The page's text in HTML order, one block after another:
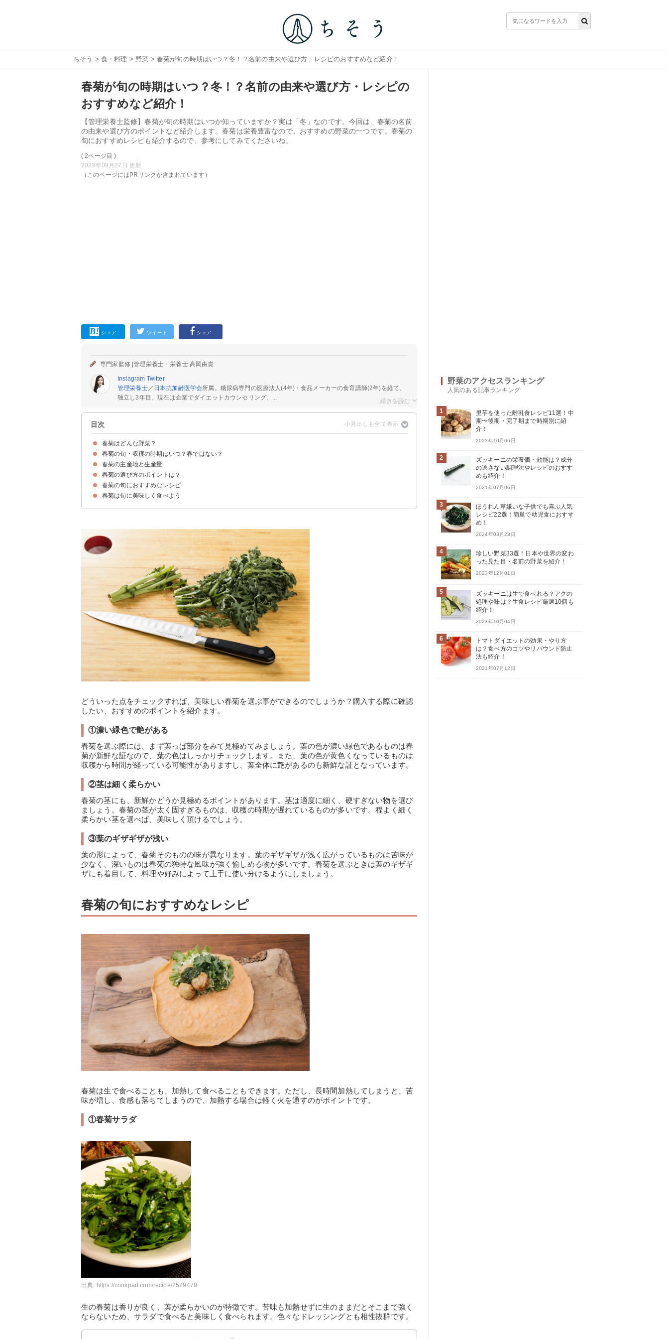
ちそう > 食・料理 > 野菜 > 春菊が旬の時期はいつ？冬！？名前の由来や選び方・レシピのおすすめなど紹介！
春菊が旬の時期はいつ？冬！？名前の由来や選び方・レシピの
おすすめなど紹介！
【管理栄養士監修】春菊が旬の時期はいつか知っていますか？実は「冬」なのです。今回は、春菊の名前
の由来や選び方のポイントなど紹介します。春菊は栄養豊富なので、おすすめの野菜の一つです。春菊の
旬におすすめレシピも紹介するので、参考にしてみてくださいね。
( 2ページ目 )
2023年09月27日 更新
（このページにはPRリンクが含まれています）
シェア ツイート シェア
専門家監修 |管理栄養士・栄養士 高岡由貴
Instagram Twitter
管理栄養士／ 日本抗加齢医学会所属。糖尿病専門の医療法人(4年)・食品メーカーの食育講師(2年)を経て、
独立し3年目。現在は企業でダイエットカウンセリング、...
目次
春菊はどんな野菜？
春菊の旬・収穫の時期はいつ？春ではない？
春菊が旬の季節は冬（11月〜2月）
旬は冬なのになぜ「春」菊？名前の由来は？
春菊の主産地と生産量
春菊の生産量TOP5
春菊の選び方のポイントは？
①濃い緑色で艶がある
②茎は細く柔らかい
③葉のギザギザが浅い
春菊の旬におすすめなレシピ
①春菊サラダ
②春菊のごま和え
③豚肉と春菊のサラダ
④春菊のキッシュ
⑤春菊のかき揚げ
⑥春菊とソーセージの鍋
⑦春菊の白和え
春菊は旬に美味しく食べよう
どういった点をチェックすれば、美味しい春菊を選ぶ事ができるのでしょうか？購入する際に確認
したい、おすすめのポイントを紹介ます。
①濃い緑色で艶がある
春菊を選ぶ際には、まず葉っぱ部分をみて見極めてみましょう。葉の色が濃い緑色であるものは春
菊が新鮮な証なので、葉の色はしっかりチェックします。また、葉の色が黄色くなっているものは
収穫から時間が経っている可能性がありますし、葉全体に艶があるのも新鮮な証となっています。
②茎は細く柔らかい
春菊の茎にも、新鮮かどうか見極めるポイントがあります。茎は適度に細く、硬すぎない物を選び
ましょう。春菊の茎が太く固すぎるものは、収穫の時期が遅れているものが多いです。程よく細く
柔らかい茎を選べば、美味しく頂けるでしょう。
③葉のギザギザが浅い
葉の形によって、春菊そのものの味が異なります。葉のギザギザが浅く広がっているものは苦味が
少なく、深いものは春菊の独特な風味が強く愉しめる物が多いです。春菊を選ぶときは葉のギザギ
ザにも着目して、料理や好みによって上手に使い分けるようにしましょう。
春菊の旬におすすめなレシピ
春菊は生で食べることも、加熱して食べることもできます。ただし、長時間加熱してしまうと、苦
味が増し、食感も落ちてしまうので、加熱する場合は軽く火を通すのがポイントです。
①春菊サラダ
出典: https://cookpad.com/recipe/2529479
生の春菊は香りが良く、葉が柔らかいのが特徴です。苦味も加熱せずに生のままだとそこまで強く
ならないため、サラダで食べると美味しく食べられます。色々なドレッシングとも相性抜群です。
野菜のアクセスランキング
人気のある記事ランキング
1
里芋を使った離乳食レシピ11選！中
期〜後期・完了期まで時期別に紹
介！
2023年10月06日
2
ズッキーニの栄養価・効能は？成分
の逃さない調理法やレシピのおすす
めも紹介！
2021年07月06日
3
ほうれん草嫌いな子供でも喜ぶ人気
レシピ22選！簡単で幼児食におすす
め！
2024年03月23日
4
珍しい野菜33選！日本や世界の変わ
った見た目・名前の野菜を紹介！
2023年12月01日
5
ズッキーニは生で食べれる？アクの
処理や味は？生食レシピ厳選10個も
紹介！
2023年10月04日
6
トマトダイエットの効果・やり方
は？食べ方のコツやリバウンド防止
法も紹介！
2021年07月12日